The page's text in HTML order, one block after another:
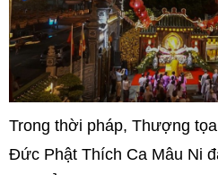
Trong thời pháp, Thượng
Đức Phật Thích Ca Mâu Ni